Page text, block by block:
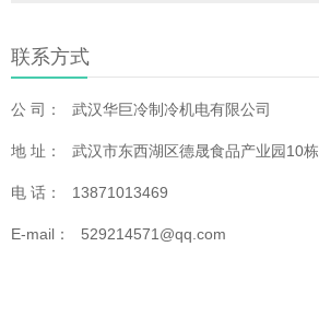
联系方式
公 司： 武汉华巨冷制冷机电有限公司
地 址： 武汉市东西湖区德晟食品产业园10栋
电 话： 13871013469
E-mail： 529214571@qq.com